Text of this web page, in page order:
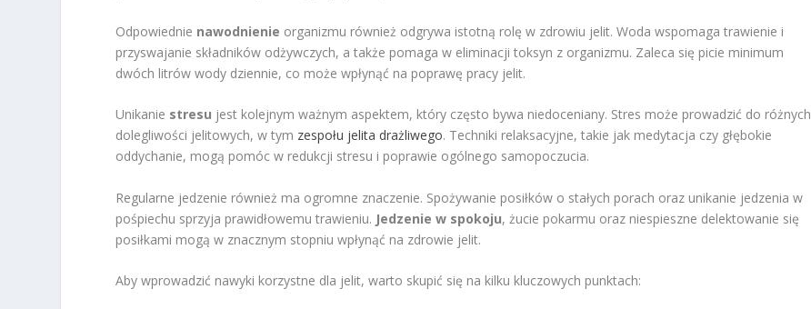
Odpowiednie nawodnienie organizmu również odgrywa istotną rolę w zdrowiu jelit. Woda wspomaga trawienie i
przyswajanie składników odżywczych, a także pomaga w eliminacji toksyn z organizmu. Zaleca się picie minimum
dwóch litrów wody dziennie, co może wpłynąć na poprawę pracy jelit.
Unikanie stresu jest kolejnym ważnym aspektem, który często bywa niedoceniany. Stres może prowadzić do różnych
dolegliwości jelitowych, w tym zespołu jelita drażliwego. Techniki relaksacyjne, takie jak medytacja czy głębokie
oddychanie, mogą pomóc w redukcji stresu i poprawie ogólnego samopoczucia.
Regularne jedzenie również ma ogromne znaczenie. Spożywanie posiłków o stałych porach oraz unikanie jedzenia w
pośpiechu sprzyja prawidłowemu trawieniu. Jedzenie w spokoju, żucie pokarmu oraz niespieszne delektowanie się
posiłkami mogą w znacznym stopniu wpłynąć na zdrowie jelit.
Aby wprowadzić nawyki korzystne dla jelit, warto skupić się na kilku kluczowych punktach: